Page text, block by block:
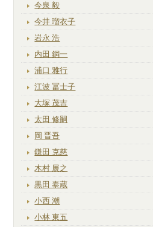
今泉 毅
今井 瑠衣子
岩永 浩
内田 鋼一
浦口 雅行
江波 冨士子
大塚 茂吉
太田 修嗣
岡 晋吾
鎌田 克慈
木村 展之
黒田 泰蔵
小西 潮
小林 東五